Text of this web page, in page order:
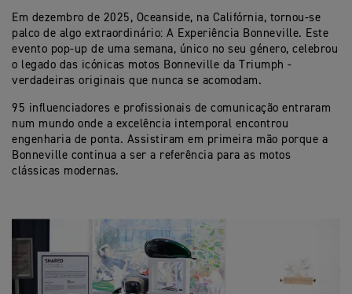
Em dezembro de 2025, Oceanside, na Califórnia, tornou-se
palco de algo extraordinário: A Experiência Bonneville. Este
evento pop-up de uma semana, único no seu género, celebrou
o legado das icónicas motos Bonneville da Triumph -
verdadeiras originais que nunca se acomodam.
95 influenciadores e profissionais de comunicação entraram
num mundo onde a excelência intemporal encontrou
engenharia de ponta. Assistiram em primeira mão porque a
Bonneville continua a ser a referência para as motos
clássicas modernas.